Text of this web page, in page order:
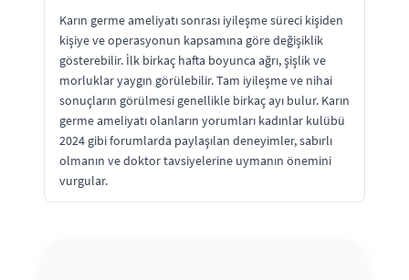
Karın germe ameliyatı sonrası iyileşme süreci kişiden
kişiye ve operasyonun kapsamına göre değişiklik
gösterebilir. İlk birkaç hafta boyunca ağrı, şişlik ve
morluklar yaygın görülebilir. Tam iyileşme ve nihai
sonuçların görülmesi genellikle birkaç ayı bulur. Karın
germe ameliyatı olanların yorumları kadınlar kulübü
2024 gibi forumlarda paylaşılan deneyimler, sabırlı
olmanın ve doktor tavsiyelerine uymanın önemini
vurgular.